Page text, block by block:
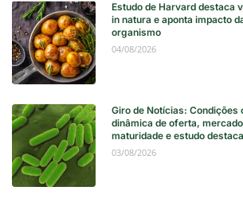
Estudo de Harvard destaca
in natura e aponta impacto
organismo
04/08/2026
Giro de Notícias:
dinâmica de oferta,
maturidade e estudo
03/08/2026